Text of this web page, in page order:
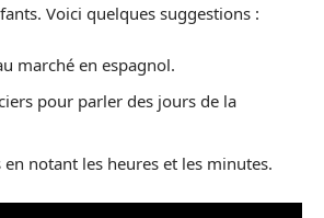
Voici quelques suggestions :
marché en espagnol.
pour parler des jours de la
notant les heures et les minutes.